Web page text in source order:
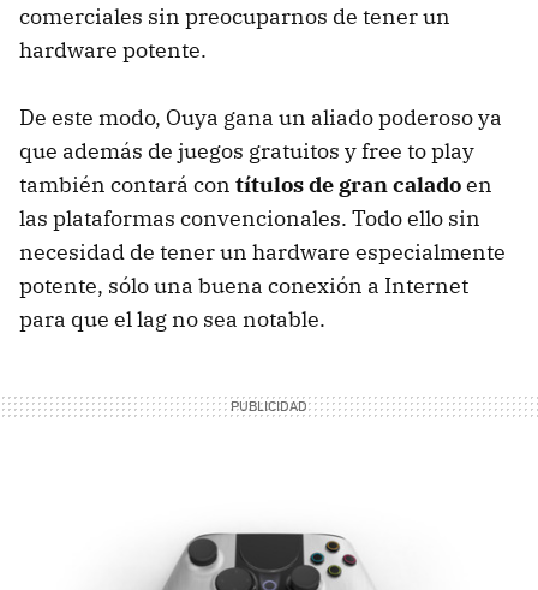
comerciales sin preocuparnos de tener un
hardware potente.
De este modo, Ouya gana un aliado poderoso ya
que además de juegos gratuitos y free to play
también contará con títulos de gran caladoen
las plataformas convencionales. Todo ello sin
necesidad de tener un hardware especialmente
potente, sólo una buena conexión a Internet
para que el lag no sea notable.